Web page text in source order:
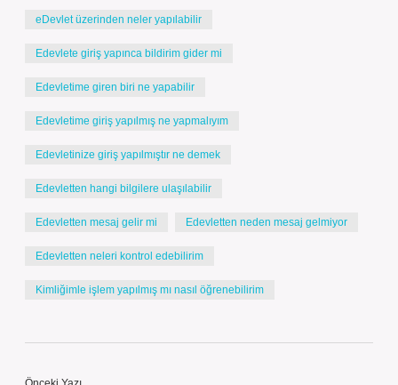
eDevlet üzerinden neler yapılabilir
Edevlete giriş yapınca bildirim gider mi
Edevletime giren biri ne yapabilir
Edevletime giriş yapılmış ne yapmalıyım
Edevletinize giriş yapılmıştır ne demek
Edevletten hangi bilgilere ulaşılabilir
Edevletten mesaj gelir mi Edevletten neden mesaj gelmiyor
Edevletten neleri kontrol edebilirim
Kimliğimle işlem yapılmış mı nasıl öğrenebilirim